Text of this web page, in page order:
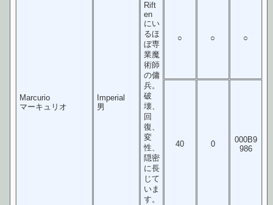
Marcurio
マーキュリオ
Imperial
男
Rift
en
にい
るほ
ぼ専
業魔
術師
の傭
兵。
破
壊、
回
復、
変
性、
隠密
に長
じて
いま
す。
○ ○ ○
40 0
000B9
986